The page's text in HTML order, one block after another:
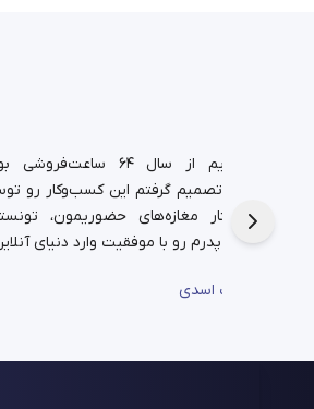
شغل پدریم از سال ۶۴
دانشجویی تصمیم گرفتم این کسب‌وکار رو
حالا در کنار مغازه‌های حضوریمون،
چندساله‌ی پدرم رو با موفقیت وارد دنیای
ساعت اسدی